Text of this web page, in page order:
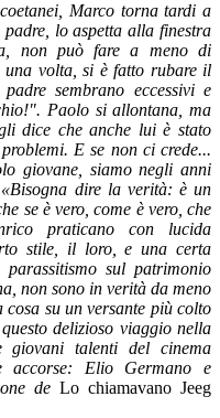
Marco torna tardi a
lo aspetta alla finestra
non può fare a meno di
volta, si è fatto rubare il
sembrano eccessivi e
Paolo si allontana, ma
dice che anche lui è stato
E se non ci crede...
giovane, siamo negli anni
dire la verità: è un
se è vero, come è vero, che
praticano con lucida
stile, il loro, e una certa
sul patrimonio
non sono in verità da meno
su un versante più colto
delizioso viaggio nella
giovani talenti del cinema
accorse: Elio Germano e
de Lo chiamavano Jeeg